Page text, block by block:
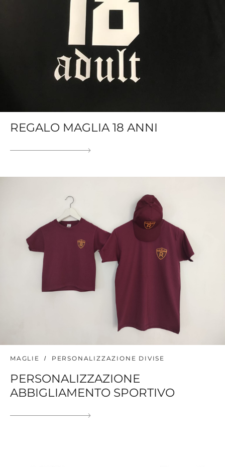
REGALO MAGLIA 18 ANNI
MAGLIE PERSONALIZZAZIONE DIVISE
PERSONALIZZAZIONE
ABBIGLIAMENTO SPORTIVO